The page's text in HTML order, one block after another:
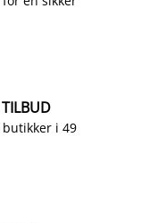
butikker i 49